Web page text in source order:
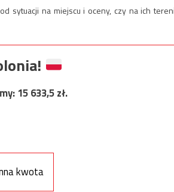
sytuacji na miejscu i oceny, czy na ich
15 633,5zł.
kwota